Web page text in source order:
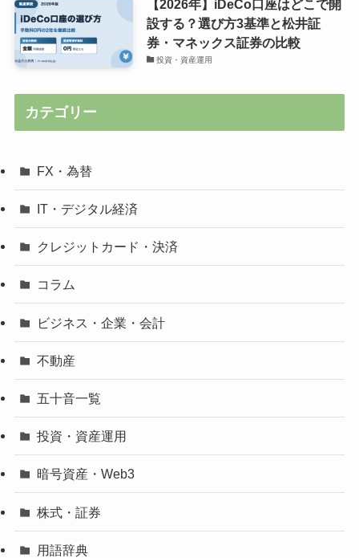
【2026年】iDeCo口座はどこで開
設する？選び方3基準と松井証
券・マネックス証券の比較
投資・資産運用
カテゴリー
FX・為替
IT・デジタル経済
クレジットカード・決済
コラム
ビジネス・企業・会計
不動産
五十音一覧
投資・資産運用
暗号資産・Web3
株式・証券
用語辞典